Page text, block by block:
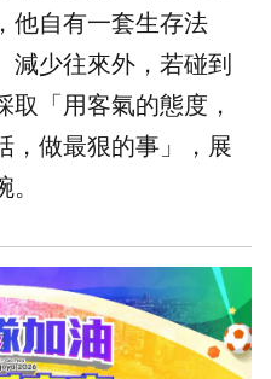
他自有一套生存法
減少往來外，若碰到
「用客氣的態度，
，做最狠的事」，展